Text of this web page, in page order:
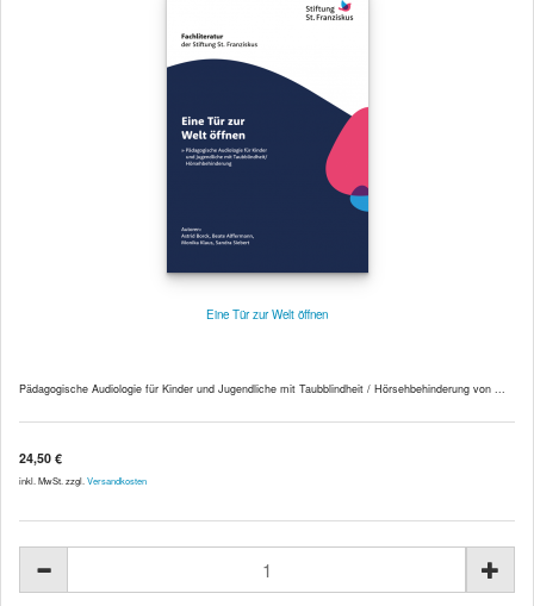
Eine Tür zur Welt öffnen
Pädagogische Audiologie für Kinder und Jugendliche mit Taubblindheit / Hörsehbehinderung von ...
24,50 €
inkl. MwSt. zzgl. Versandkosten